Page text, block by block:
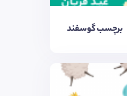
برچسب گوسفند